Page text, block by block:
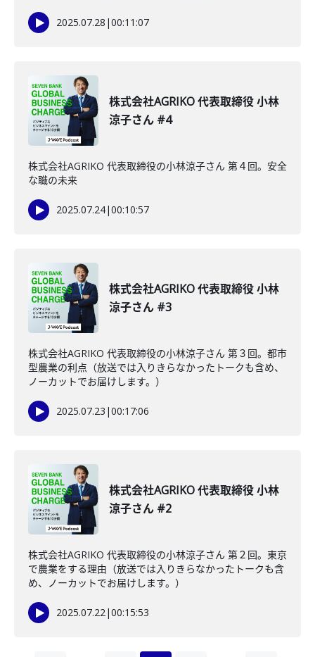
2025.07.28 |00:11:07
株式会社AGRIKO 代表取締役 小林
涼子さん #4
株式会社AGRIKO 代表取締役の小林涼子さん 第４回。安全
な職の未来
2025.07.24|00:10:57
株式会社AGRIKO 代表取締役 小林
涼子さん #3
株式会社AGRIKO 代表取締役の小林涼子さん 第３回。都市
型農業の利点（放送では入りきらなかったトークも含め、
ノーカットでお届けします。）
2025.07.23 |00:17:06
株式会社AGRIKO 代表取締役 小林
涼子さん #2
株式会社AGRIKO 代表取締役の小林涼子さん 第２回。東京
で農業をする理由（放送では入りきらなかったトークも含
め、ノーカットでお届けします。）
2025.07.22|00:15:53